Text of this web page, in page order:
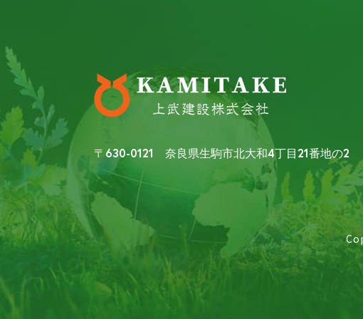
〒630-0121 奈良県生駒市北大和4丁目21番地の2